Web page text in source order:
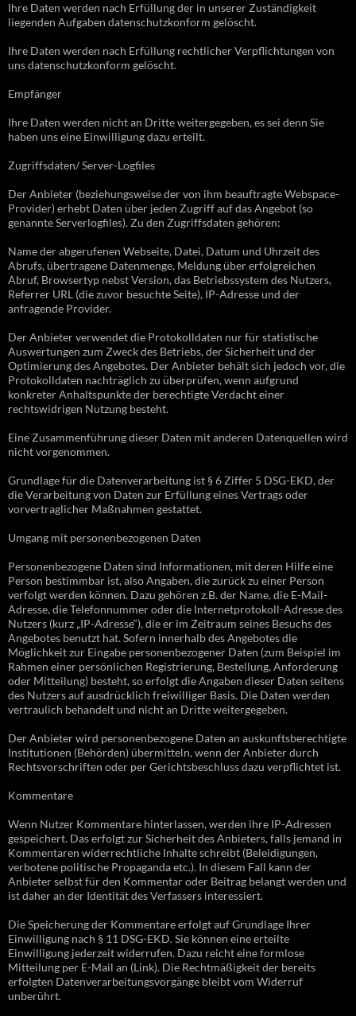
Ihre Daten werden nach Erfüllung der in unserer Zuständigkeit
liegenden Aufgaben datenschutzkonform gelöscht.
Ihre Daten werden nach Erfüllung rechtlicher Verpflichtungen von
uns datenschutzkonform gelöscht.
Empfänger
Ihre Daten werden nicht an Dritte weitergegeben, es sei denn Sie
haben uns eine Einwilligung dazu erteilt.
Zugriffsdaten/ Server-Logfiles
Der Anbieter (beziehungsweise der von ihm beauftragte Webspace-
Provider) erhebt Daten über jeden Zugriff auf das Angebot (so
genannte Serverlogfiles). Zu den Zugriffsdaten gehören:
Name der abgerufenen Webseite, Datei, Datum und Uhrzeit des
Abrufs, übertragene Datenmenge, Meldung über erfolgreichen
Abruf, Browsertyp nebst Version, das Betriebssystem des Nutzers,
Referrer URL (die zuvor besuchte Seite), IP-Adresse und der
anfragende Provider.
Der Anbieter verwendet die Protokolldaten nur für statistische
Auswertungen zum Zweck des Betriebs, der Sicherheit und der
Optimierung des Angebotes. Der Anbieter behält sich jedoch vor, die
Protokolldaten nachträglich zu überprüfen, wenn aufgrund
konkreter Anhaltspunkte der berechtigte Verdacht einer
rechtswidrigen Nutzung besteht.
Eine Zusammenführung dieser Daten mit anderen Datenquellen wird
nicht vorgenommen.
Grundlage für die Datenverarbeitung ist § 6 Ziffer 5 DSG-EKD, der
die Verarbeitung von Daten zur Erfüllung eines Vertrags oder
vorvertraglicher Maßnahmen gestattet.
Umgang mit personenbezogenen Daten
Personenbezogene Daten sind Informationen, mit deren Hilfe eine
Person bestimmbar ist, also Angaben, die zurück zu einer Person
verfolgt werden können. Dazu gehören z.B. der Name, die E-Mail-
Adresse, die Telefonnummer oder die Internetprotokoll-Adresse des
Nutzers (kurz „IP-Adresse“), die er im Zeitraum seines Besuchs des
Angebotes benutzt hat. Sofern innerhalb des Angebotes die
Möglichkeit zur Eingabe personenbezogener Daten (zum Beispiel im
Rahmen einer persönlichen Registrierung, Bestellung, Anforderung
oder Mitteilung) besteht, so erfolgt die Angaben dieser Daten seitens
des Nutzers auf ausdrücklich freiwilliger Basis. Die Daten werden
vertraulich behandelt und nicht an Dritte weitergegeben.
Der Anbieter wird personenbezogene Daten an auskunftsberechtigte
Institutionen (Behörden) übermitteln, wenn der Anbieter durch
Rechtsvorschriften oder per Gerichtsbeschluss dazu verpflichtet ist.
Kommentare
Wenn Nutzer Kommentare hinterlassen, werden ihre IP-Adressen
gespeichert. Das erfolgt zur Sicherheit des Anbieters, falls jemand in
Kommentaren widerrechtliche Inhalte schreibt (Beleidigungen,
verbotene politische Propaganda etc.). In diesem Fall kann der
Anbieter selbst für den Kommentar oder Beitrag belangt werden und
ist daher an der Identität des Verfassers interessiert.
Die Speicherung der Kommentare erfolgt auf Grundlage Ihrer
Einwilligung nach § 11 DSG-EKD. Sie können eine erteilte
Einwilligung jederzeit widerrufen. Dazu reicht eine formlose
Mitteilung per E-Mail an (Link). Die Rechtmäßigkeit der bereits
erfolgten Datenverarbeitungsvorgänge bleibt vom Widerruf
unberührt.